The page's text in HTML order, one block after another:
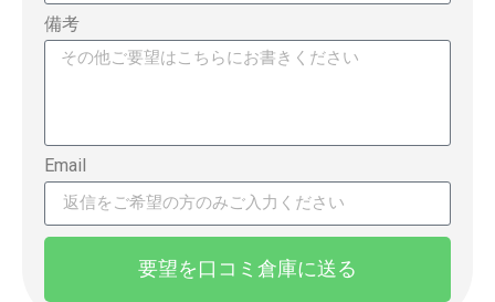
備考
Email
要望を口コミ倉庫に送る